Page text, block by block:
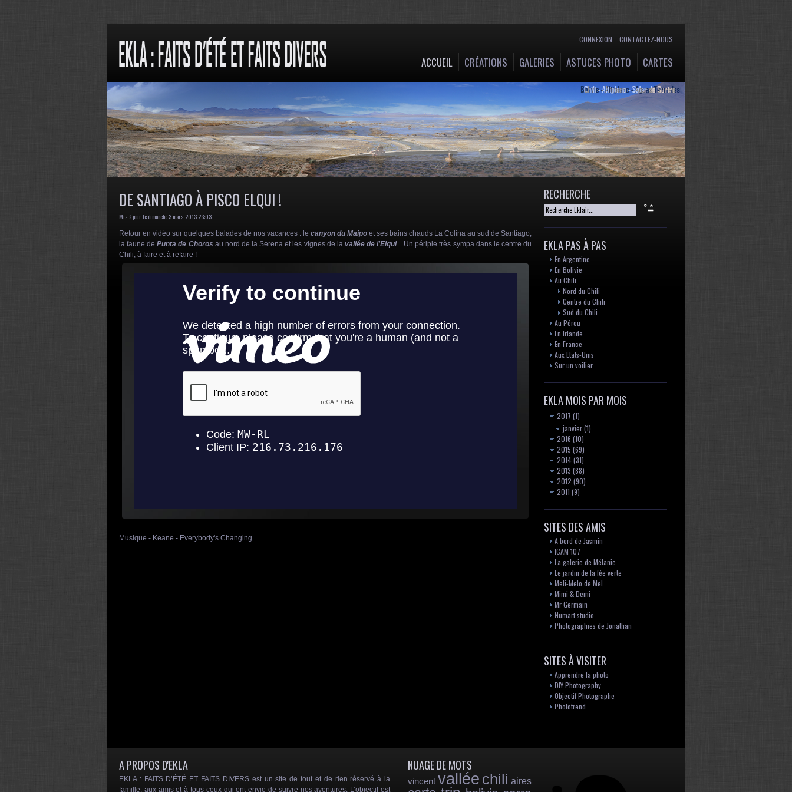
CONNEXION CONTACTEZ-NOUS
ACCUEIL CRÉATIONS GALERIES ASTUCES PHOTO CARTES
DE SANTIAGO À PISCO ELQUI !
Mis à jour le dimanche 3 mars 2013 23:03
Retour en vidéo sur quelques balades de nos vacances : le canyon du Maipo et ses bains chauds La Colina au sud de Santiago,
la faune dePunta de Choros au nord de la Serena et les vignes de la vallée de l'Elqui... Un périple très sympa dans le centre du
Chili, à faire et à refaire !
Musique - Keane - Everybody's Changing
RECHERCHE
EKLA PAS À PAS
En Argentine
En Bolivie
Au Chili
Nord du Chili
Centre du Chili
Sud du Chili
Au Pérou
En Irlande
En France
Aux Etats-Unis
Sur un voilier
EKLA MOIS PAR MOIS
2017 (1)
janvier(1)
2016 (10)
2015 (69)
2014(31)
2013 (88)
2012 (90)
2011 (9)
SITES DES AMIS
A bord de Jasmin
ICAM 107
La galerie de Mélanie
Le jardin de la fée verte
Meli-Melo de Mel
Mimi & Demi
Mr Germain
Numart studio
Photographies de Jonathan
SITES À VISITER
Apprendre la photo
DIY Photography
Objectif Photographe
Phototrend
A PROPOS D'EKLA
EKLA : FAITS D’ÉTÉ ET FAITS DIVERS est un site de tout et de rien réservé à la
famille, aux amis et à tous ceux qui ont envie de suivre nos aventures. L’objectif est
NUAGE DE MOTS
vincent vallée chili aires